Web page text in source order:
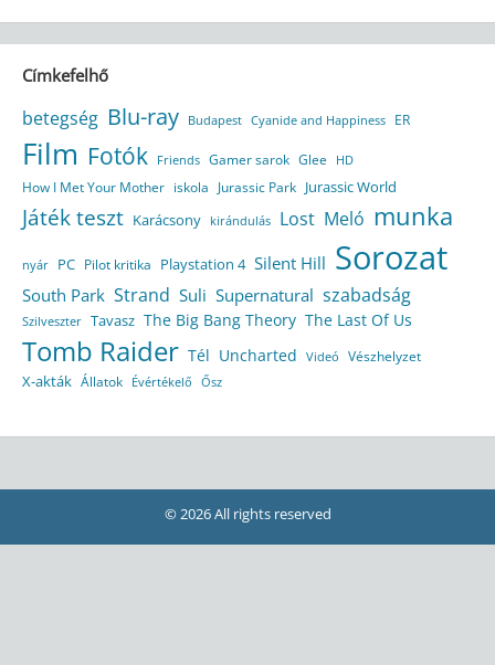
Címkefelhő
betegség Blu-ray Budapest Cyanide and Happiness ER
Film Fotók Friends Gamer sarok Glee HD
How I Met Your Mother iskola Jurassic Park Jurassic World
Játék teszt Karácsony kirándulás Lost Meló munka
nyár PC Pilot kritika Playstation 4 Silent Hill Sorozat
South Park Strand Suli Supernatural szabadság
Szilveszter Tavasz The Big Bang Theory The Last Of Us
Tomb Raider Tél Uncharted Videó Vészhelyzet
X-akták Állatok Évértékelő Ősz
© 2026 All rights reserved